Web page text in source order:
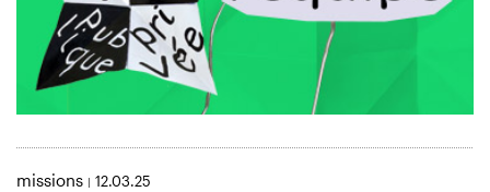
missions 12.03.25